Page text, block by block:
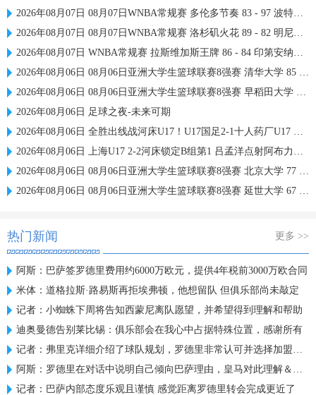
2026年08月07日 08月07日WNBA常规赛 多伦多节奏 83 - 97 波特兰火焰 集锦
2026年08月07日 08月07日WNBA常规赛 洛杉矶火花 89 - 82 明尼苏达山猫 全场集锦
2026年08月07日 WNBA常规赛 拉斯维加斯王牌 86 - 84 印第安纳狂热 全场集锦
2026年08月06日 08月06日亚洲大学生篮球联赛8强赛 清华大学 85 - 81 菲律宾大学 集锦
2026年08月06日 08月06日亚洲大学生篮球联赛8强赛 早稻田大学 78 - 71 高丽大学 集锦
2026年08月06日 足球之夜-未来可期
2026年08月06日 全胜出线战河床U17！U17国足2-1十人药厂U17 赵松源登场1分钟传射
2026年08月06日 上海U17 2-2河床锁定B组第1 吕孟洋点射阿布力米破门 将战A组第2
2026年08月06日 08月06日亚洲大学生篮球联赛8强赛 北京大学 77 - 79 上海交通大学 集锦
2026年08月06日 08月06日亚洲大学生篮球联赛8强赛 延世大学 67 - 72 政治大学 集锦
热门新闻 更多 >>
阿斯：巴萨签罗德里费用约6000万欧元，提供4年税前3000万欧合同
米体：道格拉斯·路易斯再拒埃弗顿，他想留队 但俱乐部尚未敲定
记者：小蜘蛛下周将告知西蒙尼离队愿望，并希望得到理解和帮助
迪奥曼德告别莱比锡：俱乐部会在我心中占据特殊位置，感谢所有
记者：弗里克详细介绍了球队规划，罗德里非常认可并选择加盟巴萨
阿斯：罗德里在对话中说明自己倾向巴萨理由，皇马对此理解＆祝好
记者：巴萨内部态度乐观且谨慎 感觉距离罗德里转会完成更近了